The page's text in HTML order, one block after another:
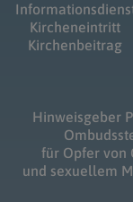
Kircheneintritt
Kirchenbeitrag
Hinweisgeber
für Opfer von
und sexuellem